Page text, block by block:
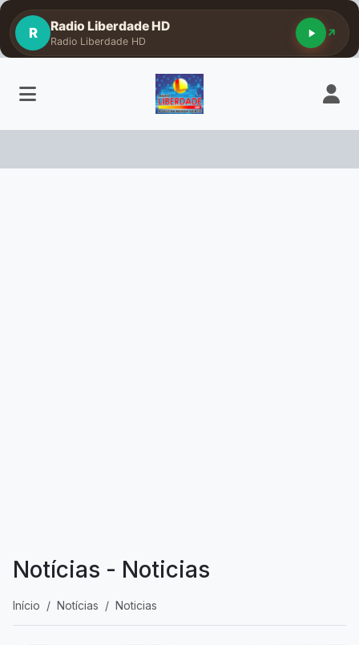
Notícias - Noticias
Início Notícias Noticias